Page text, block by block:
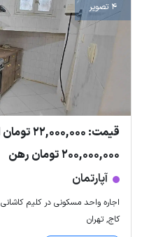
4 تصویر
قیمت: 22,000,000 تومان اجاره
200,000,000 تومان رهن
آپارتمان
اجاره واحد مسکونی در کلیم کاشانی
کاج, تهران